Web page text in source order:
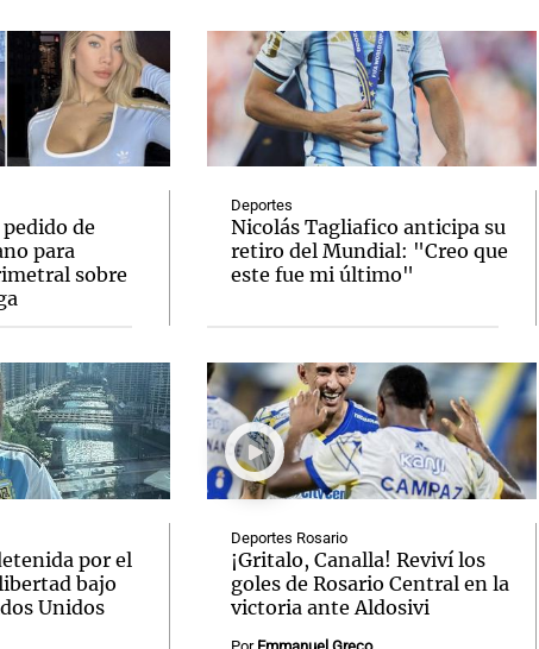
de
para
sobre
por el
bajo
Unidos
Deportes
Nicolás Tagliafico anticipa su
retiro del Mundial: "Creo que
este fue mi último"
Deportes Rosario
¡Gritalo, Canalla! Reviví los
goles de Rosario Central en la
victoria ante Aldosivi
El huracán de Arequito Cadena 3 en Groenlandia